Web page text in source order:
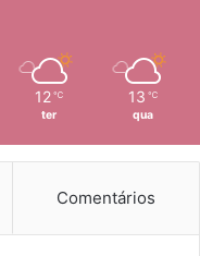
12 ℃
ter
13 ℃
qua
Comentários